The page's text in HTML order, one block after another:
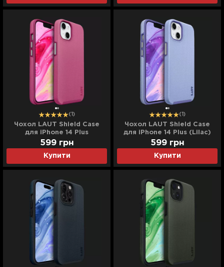
(1)
Чохол LAUT Shield Case
для iPhone 14 Plus
(Bubblegum Pink)
Купити
599 грн
(1)
Чохол LAUT Shield Case
для iPhone 14 Plus (Lilac)
Купити
599 грн